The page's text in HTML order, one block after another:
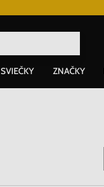
SVIEČKY ZNAČKY